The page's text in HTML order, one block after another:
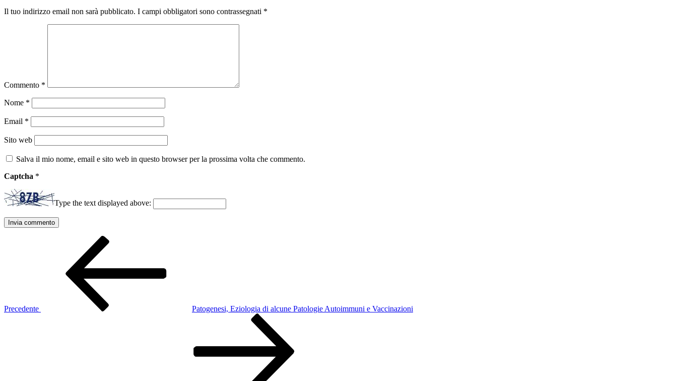
Il tuo indirizzo email non sarà pubblicato. I campi obbligatori sono contrassegnati *
Commento *
Nome *
Email *
Sito web
Salva il mio nome, email e sito web in questo browser per la prossima volta che commento.
Captcha *
Type the text displayed above:
Precedente
Patogenesi, Eziologia di alcune Patologie Autoimmuni e Vaccinazioni